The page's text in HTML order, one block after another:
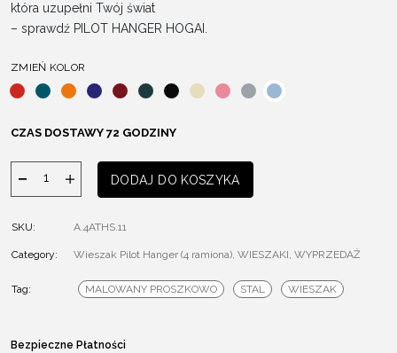
która uzupełni Twój świat
– sprawdź PILOT HANGER HOGAI.
ZMIEŃ KOLOR
CZAS DOSTAWY 72 GODZINY
ilość
Wieszak
DODAJ DO KOSZYKA
SKU: A.4ATHS.11
Category: Wieszak Pilot Hanger (4 ramiona), WIESZAKI, WYPRZEDAŻ
Tag: MALOWANY PROSZKOWO STAL WIESZAK
Bezpieczne Płatności